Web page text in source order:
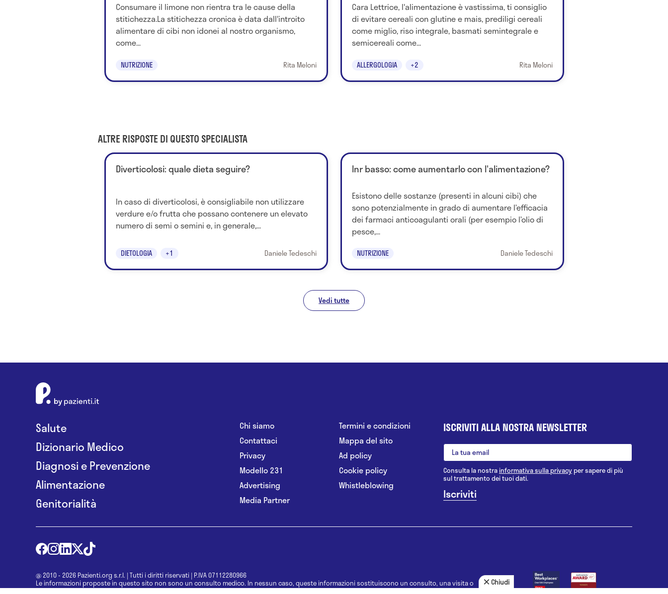
Consumare il limone non rientra tra le cause della
stitichezza.La stitichezza cronica è data dall'introito
alimentare di cibi non idonei al nostro organismo,
come...
NUTRIZIONE Rita Meloni
Cara Lettrice, l'alimentazione è vastissima, ti consiglio
di evitare cereali con glutine e mais, prediligi cereali
come miglio, riso integrale, basmati semintegrale e
semicereali come...
ALLERGOLOGIA +2 Rita Meloni
ALTRE RISPOSTE DI QUESTO SPECIALISTA
Diverticolosi: quale dieta seguire?
In caso di diverticolosi, è consigliabile non utilizzare
verdure e/o frutta che possano contenere un elevato
numero di semi o semini e, in generale,...
DIETOLOGIA +1 Daniele Tedeschi
Inr basso: come aumentarlo con l'alimentazione?
Esistono delle sostanze (presenti in alcuni cibi) che
sono potenzialmente in grado di aumentare l’efficacia
dei farmaci anticoagulanti orali (per esempio l’olio di
pesce,...
NUTRIZIONE Daniele Tedeschi
Vedi tutte
Salute
Dizionario Medico
Diagnosi e Prevenzione
Alimentazione
Genitorialità
Chi siamo
Contattaci
Privacy
Modello 231
Advertising
Media Partner
Termini e condizioni
Mappa del sito
Ad policy
Cookie policy
Whistleblowing
ISCRIVITI ALLA NOSTRA NEWSLETTER
Consulta la nostrainformativa sulla privacy per sapere di più
sul trattamento dei tuoi dati.
@ 2010 - 2026 Pazienti.org s.r.l. | Tutti i diritti riservati | P.IVA 07112280966
Le informazioni proposte in questo sito non sono un consulto medico. In nessun caso, queste informazioni sostituiscono un consulto, una visita o
una diagnosi formulata dal medico. Non si devono considerare le informazioni disponibili come suggerimenti per la formulazione di una diagnosi, la
Chiudi